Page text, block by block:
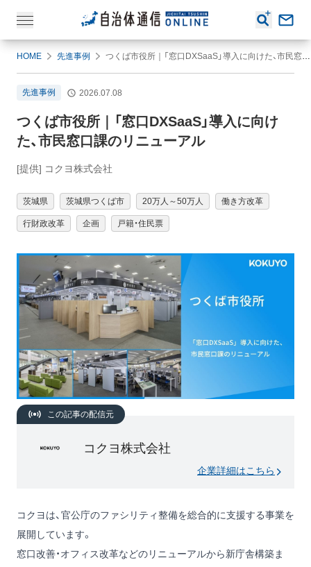
HOME 先進事例 つくば市役所｜「窓口DXSaaS」導入に向けた、市民窓口課のリニューアル
先進事例 2026.07.08
つくば市役所｜「窓口DXSaaS」導入に向け
た、市民窓口課のリニューアル
[提供] コクヨ株式会社
茨城県 茨城県つくば市 20万人～50万人 働き方改革
行財政改革 企画 戸籍・住民票
この記事の配信元
コクヨ株式会社
企業詳細はこちら
コクヨは、官公庁のファシリティ整備を総合的に支援する事業を
展開しています。
窓口改善・オフィス改革などのリニューアルから新庁舎構築ま